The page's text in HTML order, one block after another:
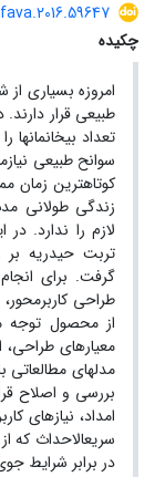
چکیده
امروزه بسیاری
طبیعی قرار
تعداد
سوانح طبیعی
کوتاه­ترین زمان
زندگی طولانی
لازم را ندارد.
گرفت. برای
طراحی
از محصول توجه
معیارهای طراحی،
مدل­های
بررسی و اصلاح
امداد، نیازهای
سریع­الاحداث که
در برابر شرایط